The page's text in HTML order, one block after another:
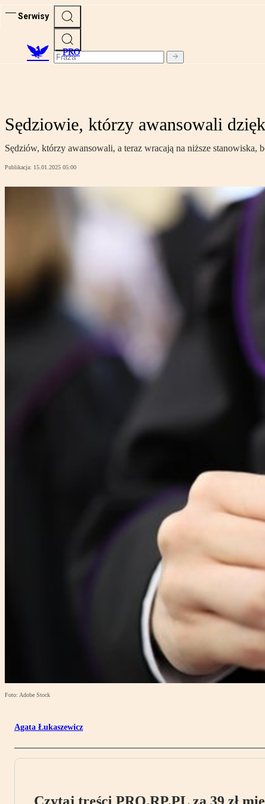
Serwisy
PRO
Sędziowie, którzy awansowali
Sędziów, którzy awansowali, a teraz wracają na niższe
Publikacja: 15.01.2025 05:00
Foto: Adobe Stock
Agata Łukaszewicz